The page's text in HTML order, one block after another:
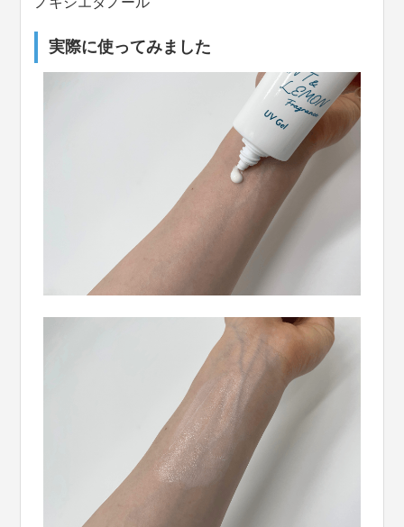
実際に使ってみました